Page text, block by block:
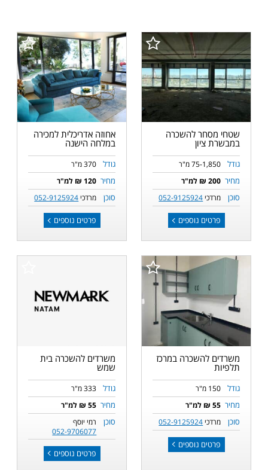
שטחי מסחר להשכרה
במבשרת ציון
גודל 75-1,850 מ"ר
מחיר 200 ₪ למ"ר
סוכן מרדכי052-9125924
פרטים נוספים
אחוזה אדריכלית למכירה
במלחה הישנה
גודל 370 מ"ר
מחיר 120 ₪ למ"ר
סוכן מרדכי052-9125924
פרטים נוספים
משרדים להשכרה במרכז
תלפיות
גודל 150 מ"ר
מחיר 55 ₪ למ"ר
סוכן מרדכי052-9125924
פרטים נוספים
משרדים להשכרה בית
שמש
גודל 333 מ"ר
מחיר 55 ₪ למ"ר
סוכן
רמי יוסף
052-9706077
פרטים נוספים